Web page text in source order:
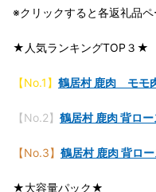
※クリックすると各返礼品ペ
★人気ランキングTOP３★
【No.1】 鶴居村 鹿肉 モモ
【No.2】 鶴居村 鹿肉 背ロ
【No.3】 鶴居村 鹿肉 背ロ
★大容量パック★